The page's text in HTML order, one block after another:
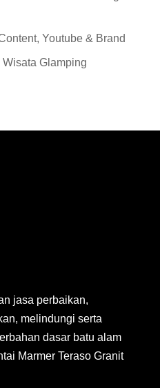
Youtube & Brand
Glamping
jasa perbaikan,
melindungi serta
dasar batu alam
Marmer Teraso Granit